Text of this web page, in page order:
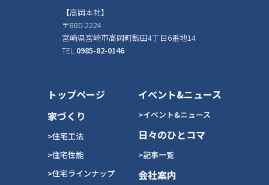
【高岡本社】
〒880-2224
宮崎県宮崎市高岡町飯田4丁目6番地14
TEL. 0985-82-0146
トップページ
家づくり
>住宅工法
>住宅性能
>住宅ラインナップ
イベント&ニュース
>イベント&ニュース
日々のひとコマ
>記事一覧
会社案内